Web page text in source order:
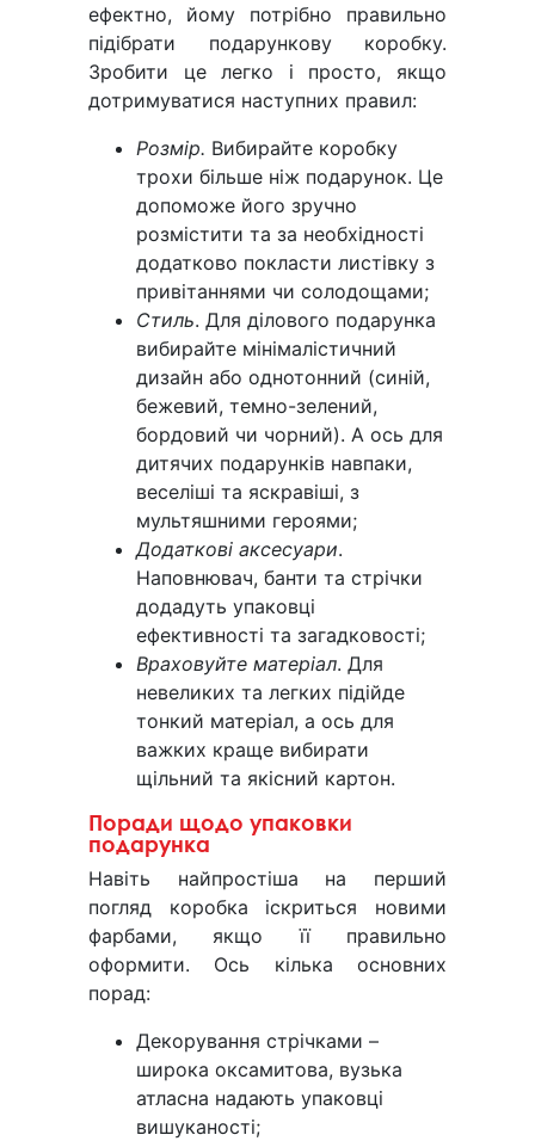
ефектно, йому потрібно правильно
підібрати подарункову коробку.
Зробити це легко і просто, якщо
дотримуватися наступних правил:
Розмір. Вибирайте коробку
трохи більше ніж подарунок. Це
допоможе його зручно
розмістити та за необхідності
додатково покласти листівку з
привітаннями чи солодощами;
Стиль. Для ділового подарунка
вибирайте мінімалістичний
дизайн або однотонний (синій,
бежевий, темно-зелений,
бордовий чи чорний). А ось для
дитячих подарунків навпаки,
веселіші та яскравіші, з
мультяшними героями;
Додаткові аксесуари.
Наповнювач, банти та стрічки
додадуть упаковці
ефективності та загадковості;
Враховуйте матеріал. Для
невеликих та легких підійде
тонкий матеріал, а ось для
важких краще вибирати
щільний та якісний картон.
Поради щодо упаковки
подарунка
Навіть найпростіша на перший
погляд коробка іскриться новими
фарбами, якщо її правильно
оформити. Ось кілька основних
порад:
Декорування стрічками –
широка оксамитова, вузька
атласна надають упаковці
вишуканості;